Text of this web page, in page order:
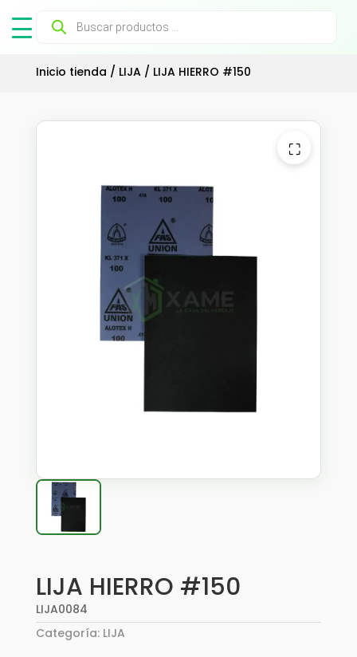
Búsqueda
productos
Inicio tienda / LIJA/ LIJA HIERRO #150
⛶
LIJA HIERRO #150
LIJA0084
Categoría: LIJA